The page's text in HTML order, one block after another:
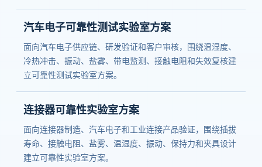
汽车电子可靠性测试实验室方案
面向汽车电子供应链、研发验证和客户审核，围绕温湿度、
冷热冲击、振动、盐雾、带电监测、接触电阻和失效复核建
立可靠性测试实验室方案。
连接器可靠性实验室方案
面向连接器制造、汽车电子和工业连接产品验证，围绕插拔
寿命、接触电阻、盐雾、温湿度、振动、保持力和夹具设计
建立可靠性实验室方案。